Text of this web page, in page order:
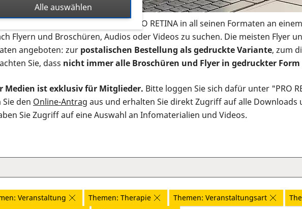
Sie sämtliches Infomaterial der PRO RETINA in all seinen Formaten an
Flyern und Broschüren, Audios oder Videos zu suchen. Die meisten Flyer
angeboten: zur postalischen Bestellung als gedruckte Variante, zum
Sie, dass nicht immer alle Broschüren und Flyer in gedruckter
Medien ist exklusiv für Mitglieder. Bitte loggen Sie sich dafür unter "PRO
den Online-Antrag aus und erhalten Sie direkt Zugriff auf alle Downloads
Sie Zugriff auf eine Auswahl an Infomaterialien und Videos.
Veranstaltung Themen: Therapie Themen: Veranstaltungsart
Alle auswählen